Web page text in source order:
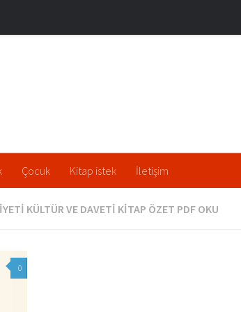
Çocuk Kitap istek İletişim
KÜLTÜR VE DAVETI KITAP ÖZET PDF OKU
0